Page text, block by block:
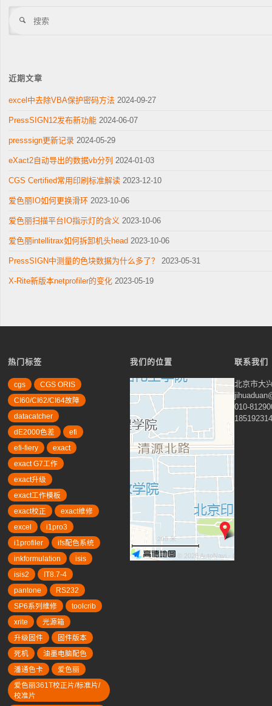
搜
近期文章
excel中去除VBA保护密码方法 2024-09-27
PressSIGN12发布新功能 2024-06-07
presssign更新记录 2024-05-29
eXact2自动导出的数据vb分列 2024-01-03
CGS Certified常用印刷标准解读 2023-12-10
爱色丽IO如何更换滑环 2023-10-06
爱色丽扫描平台IO指示灯的含义 2023-10-06
爱色丽intellitrax如何拆卸机头head 2023-10-06
PressSIGN中测量的色块数据为什么多了？ 2023-05-31
X-Rite新版本netprofiler的变化 2023-05-19
热门标签
cgs
CGS ORIS
CI60/CI62/CI64故障
datacatcher
dE2000色差
efi
efi-fiery
exact
exact G7工作
exact升级
exact工作模板
exact校正
exact维修
excel
i1pro3
i1profiler
ifs配色系统
inkformulation
isis
isis2
IT8.7-4
pantone
RS232
SP6系列维修
toolcrib
xrite
光源箱
升级固件
固件版本
死机
油墨电脑配色
潘通色卡
爱色丽
爱色丽361T校正片/标准片/
校准片
我们的位置
200 米
© 2026 AutoNavi -
联系我们
北京市大
010-